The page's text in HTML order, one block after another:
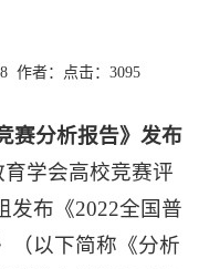
作者： 点击： 3095
赛分析报告》发布
学会高校竞赛评
发布《2022全国普
（以下简称《分析